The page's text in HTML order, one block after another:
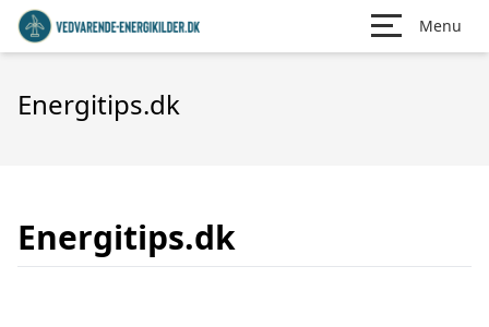
Menu
Energitips.dk
Energitips.dk